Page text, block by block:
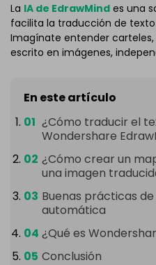
La IA de EdrawMind es una
facilita la traducción de
Imagínate entender
escrito en imágenes,
En este artículo
¿Cómo traducir el
Wondershare
¿Cómo crear un
una imagen
Buenas prácticas
automática
¿Qué es
Conclusión